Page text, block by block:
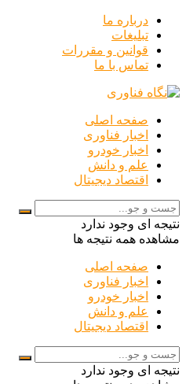
درباره ما
تبلیغات
قوانین و مقررات
تماس با ما
صفحه اصلی
اخبار فناوری
اخبار خودرو
علم و دانش
اقتصاد دیجیتال
نتیجه ای وجود ندارد
مشاهده همه نتیجه ها
صفحه اصلی
اخبار فناوری
اخبار خودرو
علم و دانش
اقتصاد دیجیتال
نتیجه ای وجود ندارد